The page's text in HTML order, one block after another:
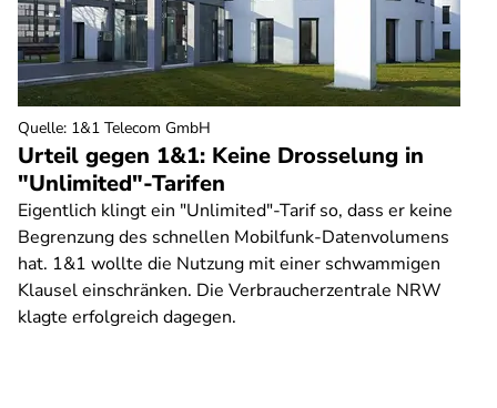
Urteil gegen 1&1: Keine Drosselung in
"Unlimited"-Tarifen
Eigentlich klingt ein "Unlimited"-Tarif so, dass er keine
Begrenzung des schnellen Mobilfunk-Datenvolumens
hat. 1&1 wollte die Nutzung mit einer schwammigen
Klausel einschränken. Die Verbraucherzentrale NRW
klagte erfolgreich dagegen.
Quelle: 1&1 Telecom GmbH